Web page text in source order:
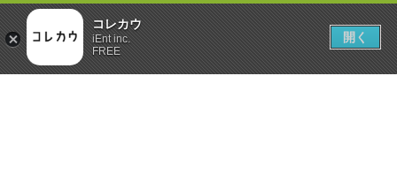
コレカウ
iEnt inc.
FREE
開く